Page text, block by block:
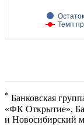
Темп
* Банковская
«ФК Открытие»,
и Новосибирский